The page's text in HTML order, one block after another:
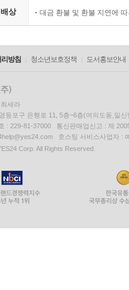
상 대금 환불 및 환불 지연에
방침 청소년보호정책 도서홍보안내
세라
등포구 은행로 11, 5층~6층(여의도동,일신
: 229-81-37000 통신판매업신고 : 제
호스팅 서비스사업자 :
Corp. All Rights Reserved.